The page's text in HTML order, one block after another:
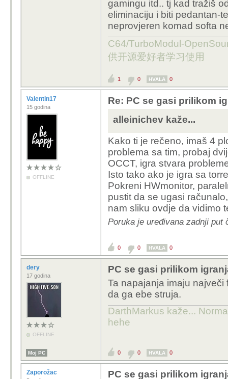
gamingu itd.. tj kad tražiš
eliminaciju i biti pedantan-
neprovjeren komad softa
C64/TurboModul-
供开源爱好者学习使用
1 0 HVALA 0
Valentin17
15 godina
OFFLINE
Re: PC se gasi prilikom
alleinichev kaže...
Kako ti je rečeno, imaš 4
problema sa tim, probaj
OCCT, igra stvara
Isto tako ako je igra sa
Pokreni HWmonitor,
pustit da se ugasi
nam sliku ovdje da vidimo
Poruka je uređivana zadnji put
0 0 HVALA 0
dery
17 godina
OFFLINE
PC se gasi prilikom
Ta napajanja imaju
da ga ebe struja.
DarthMarkus kaže...
hehe
Moj PC 0 0 HVALA 0
Zaporožac
PC se gasi prilikom